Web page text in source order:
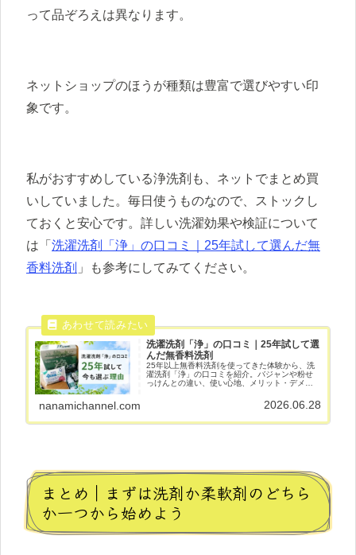
って品ぞろえは異なります。
ネットショップのほうが種類は豊富で選びやすい印
象です。
私がおすすめしている浄洗剤も、ネットでまとめ買
いしていました。毎日使うものなので、ストックし
ておくと安心です。詳しい洗濯効果や検証について
は「 洗濯洗剤「浄」の口コミ｜25年試して選んだ無
香料洗剤 」も参考にしてみてください。
洗濯洗剤「浄」の口コミ｜25年試して選
んだ無香料洗剤
25年以上無香料洗剤を使ってきた体験から、洗
濯洗剤「浄」の口コミを紹介。バジャンや粉せ
っけんとの違い、使い心地、メリット・デメリ
nanamichannel.com 2026.06.28
まとめ｜まずは洗剤か柔軟剤のどちら
か一つから始めよう